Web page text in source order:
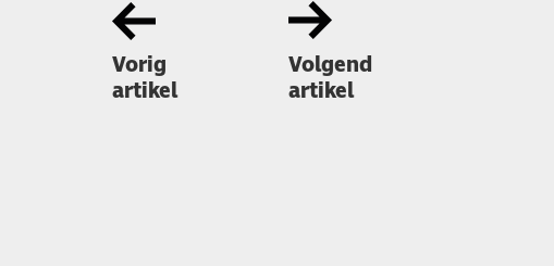
Vorig
artikel
Volgend
artikel